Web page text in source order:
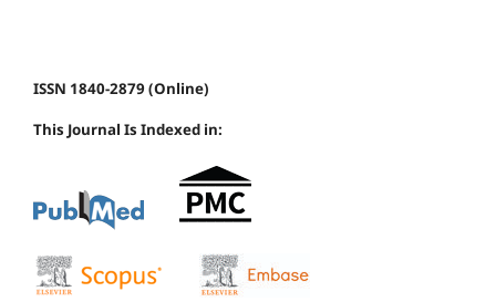
ISSN 1840-2879 (Online)
This Journal Is Indexed in: